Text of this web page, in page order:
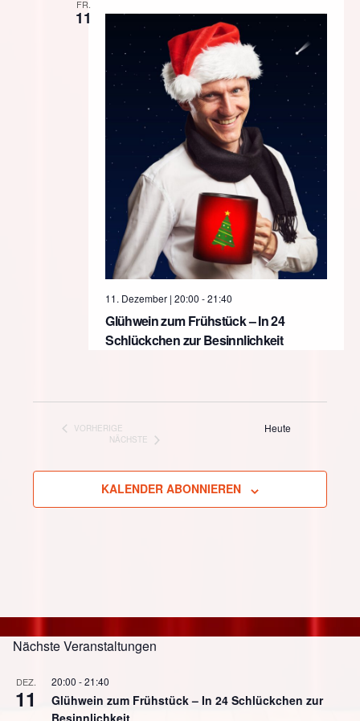
FR.
11
Glühwein zum Frühstück – In 24
Schlückchen zur Besinnlichkeit
11. Dezember | 20:00 -21:40
VORHERIGE
VERANSTALTUNGEN
Heute
NÄCHSTE
KALENDER ABONNIEREN
Nächste Veranstaltungen
DEZ.
11
20:00 -21:40
Glühwein zum Frühstück – In 24 Schlückchen zur